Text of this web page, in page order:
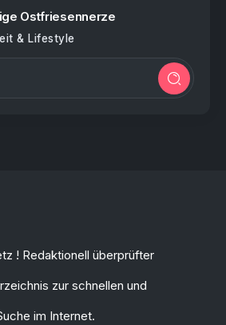
Ostfriesennerze
& Lifestyle
! Redaktionell überprüfter
zur schnellen und
im Internet.